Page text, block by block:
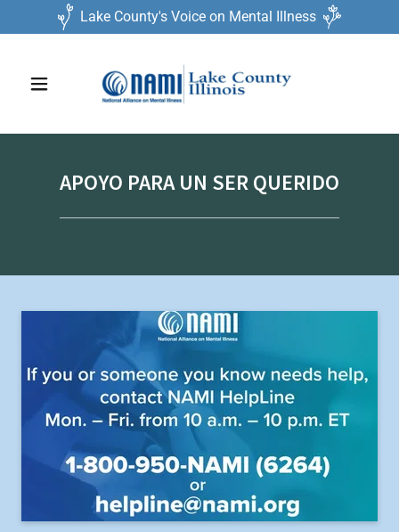
Lake County's Voice on Mental Illness
APOYO PARA UN SER QUERIDO